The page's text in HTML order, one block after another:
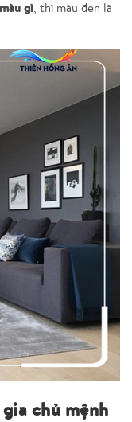
gì , thì màu đen là
chủ mệnh